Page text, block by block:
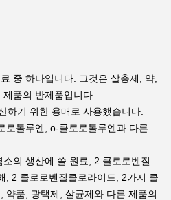
중 하나입니다. 그것은 살충제, 약,
품의 반제품입니다.
하기 위한 용매로 사용했습니다.
로톨루엔, o-클로로톨루엔과 다른
의 생산에 쓸 원료, 2 클로로벤질
, 2 클로로벤질클로라이드, 2가지 클
약품, 광택제, 살균제와 다른 제품의